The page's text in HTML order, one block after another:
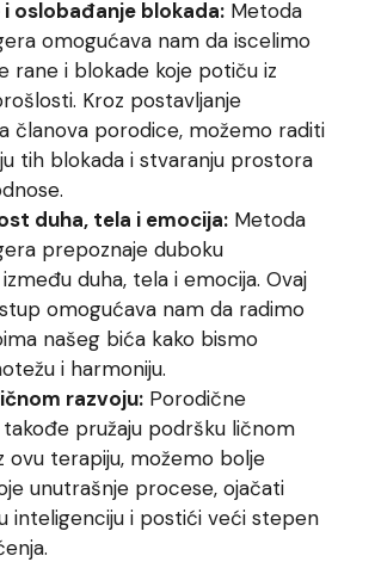
i oslobađanje blokada: Metoda
omogućava nam da iscelimo
rane i blokade koje potiču iz
Kroz postavljanje
članova porodice, možemo raditi
tih blokada i stvaranju prostora
duha, tela i emocija: Metoda
prepoznaje duboku
duha, tela i emocija. Ovaj
omogućava nam da radimo
našeg bića kako bismo
i harmoniju.
razvoju: Porodične
pružaju podršku ličnom
ovu terapiju, možemo bolje
unutrašnje procese, ojačati
inteligenciju i postići veći stepen